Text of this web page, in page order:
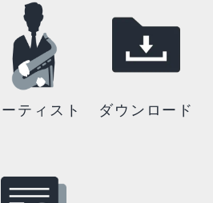
ティスト ダウンロード